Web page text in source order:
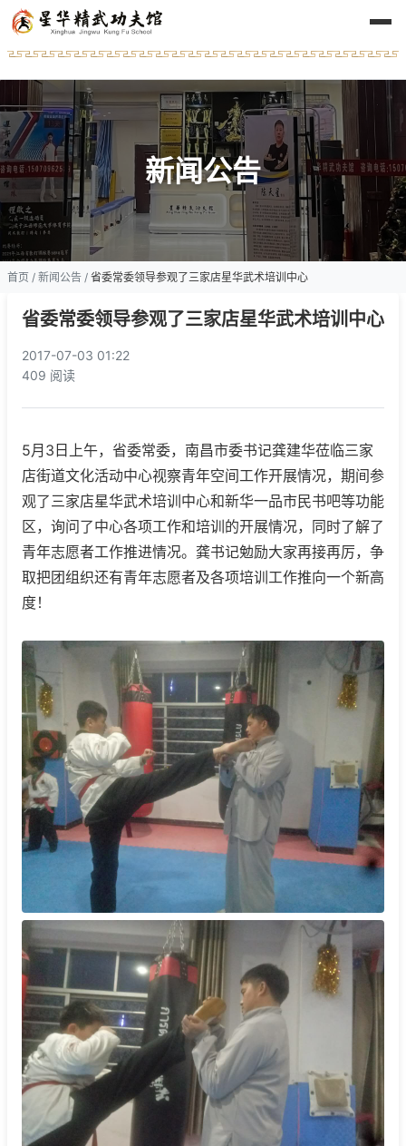
新闻公告
首页 / 新闻公告 / 省委常委领导参观了三家店星华武术培训中心
省委常委领导参观了三家店星华武术培训中心
2017-07-03 01:22
409 阅读
5月3日上午，省委常委，南昌市委书记龚建华莅临三家
店街道文化活动中心视察青年空间工作开展情况，期间参
观了三家店星华武术培训中心和新华一品市民书吧等功能
区，询问了中心各项工作和培训的开展情况，同时了解了
青年志愿者工作推进情况。龚书记勉励大家再接再厉，争
取把团组织还有青年志愿者及各项培训工作推向一个新高
度！